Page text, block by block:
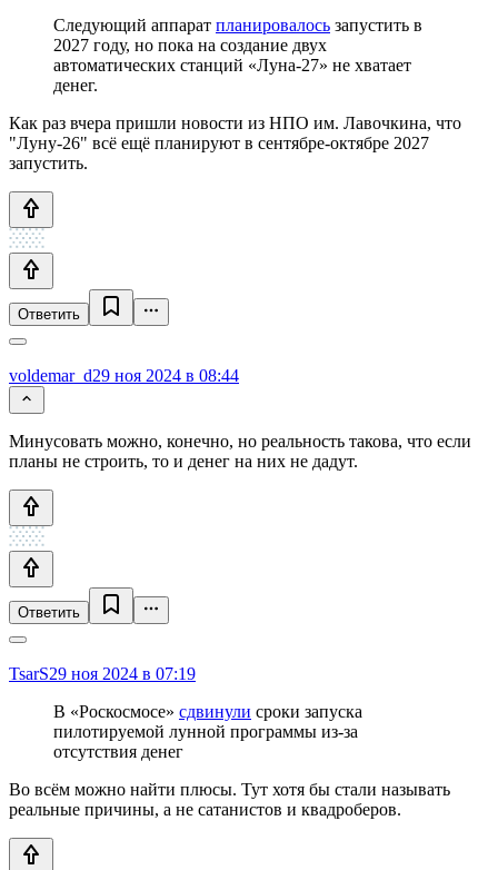
Следующий аппарат планировалось запустить в
2027 году, но пока на создание двух
автоматических станций «Луна-27» не хватает
денег.
Как раз вчера пришли новости из НПО им. Лавочкина, что
"Луну-26" всё ещё планируют в сентябре-октябре 2027
запустить.
Ответить
voldemar_d29 ноя 2024 в 08:44
Минусовать можно, конечно, но реальность такова, что если
планы не строить, то и денег на них не дадут.
Ответить
TsarS29 ноя 2024 в 07:19
В «Роскосмосе» сдвинули сроки запуска
пилотируемой лунной программы из-за
отсутствия денег
Во всём можно найти плюсы. Тут хотя бы стали называть
реальные причины, а не сатанистов и квадроберов.